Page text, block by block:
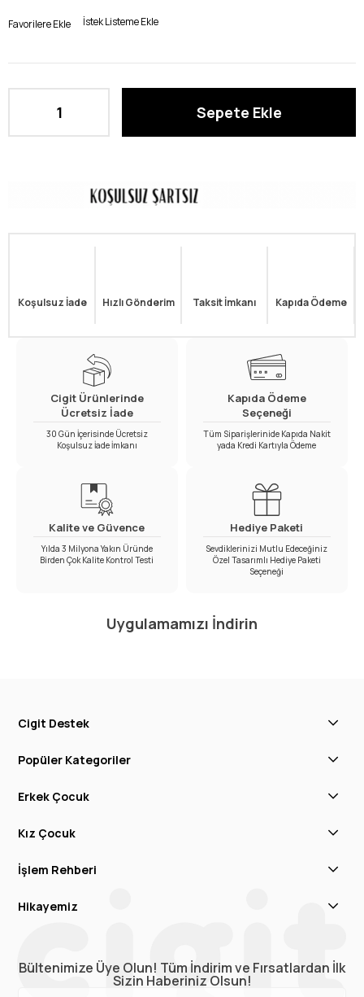
Favorilere Ekle İstek Listeme Ekle
Koşulsuz İade Hızlı Gönderim Taksit İmkanı Kapıda Ödeme
Cigit Ürünlerinde
Ücretsiz İade
30 Gün İçerisinde Ücretsiz
Koşulsuz İade İmkanı
Kapıda Ödeme
Seçeneği
Tüm Siparişlerinide Kapıda Nakit
yada Kredi Kartıyla Ödeme
Kalite ve Güvence
Yılda 3 Milyona Yakın Üründe
Birden Çok Kalite Kontrol Testi
Hediye Paketi
Sevdiklerinizi Mutlu Edeceğiniz
Özel Tasarımlı Hediye Paketi
Seçeneği
Uygulamamızı İndirin
Cigit Destek
Popüler Kategoriler
Erkek Çocuk
Kız Çocuk
İşlem Rehberi
Hikayemiz
Bültenimize Üye Olun! Tüm İndirim ve Fırsatlardan İlk
Sizin Haberiniz Olsun!